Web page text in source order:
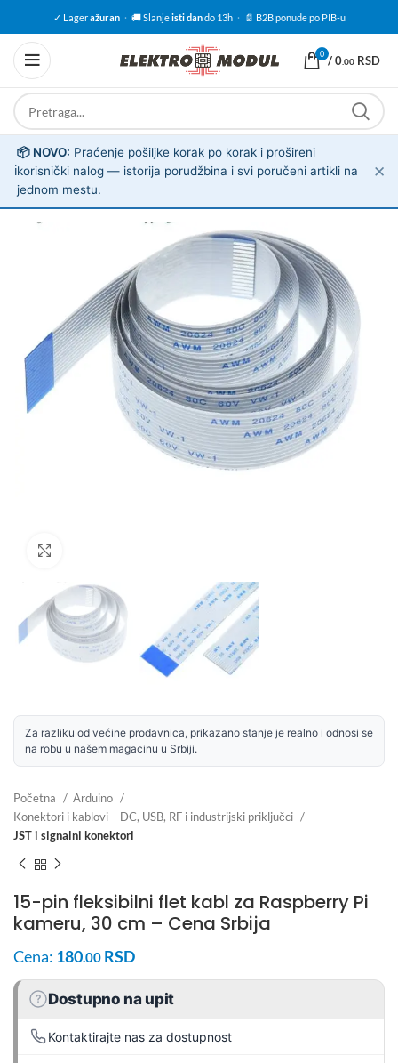
✓ Lageražuran · 🚚 Slanjeisti dando 13h · 📄 B2B ponude po PIB-u
0 /0.00 RSD
ℹ️
📦 NOVO: Praćenje pošiljke korak po korak i prošireni
korisnički nalog — istorija porudžbina i svi poručeni artikli na
jednom mestu.
✕
Za razliku od većine prodavnica, prikazano stanje je realno i odnosi se
na robu u našem magacinu u Srbiji.
Početna
Arduino
Konektori i kablovi – DC, USB, RF i industrijski priključci
JST i signalni konektori
15-pin fleksibilni flet kabl za Raspberry Pi
kameru, 30 cm – Cena Srbija
Cena: 180.00 RSD
? Dostupno na upit
Kontaktirajte nas za dostupnost